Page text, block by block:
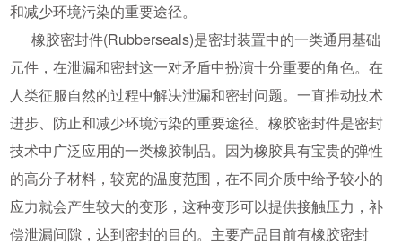
和减少环境污染的重要途径。
橡胶密封件(Rubberseals)是密封装置中的一类通用基础
元件，在泄漏和密封这一对矛盾中扮演十分重要的角色。在
人类征服自然的过程中解决泄漏和密封问题。一直推动技术
进步、防止和减少环境污染的重要途径。橡胶密封件是密封
技术中广泛应用的一类橡胶制品。因为橡胶具有宝贵的弹性
的高分子材料，较宽的温度范围，在不同介质中给予较小的
应力就会产生较大的变形，这种变形可以提供接触压力，补
偿泄漏间隙，达到密封的目的。主要产品目前有橡胶密封